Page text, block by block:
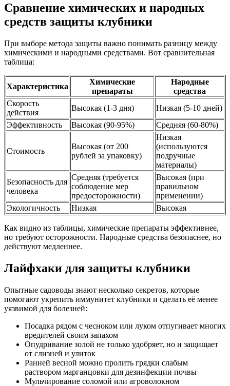
Сравнение химических и народных
средств защиты клубники
При выборе метода защиты важно понимать разницу между
химическими и народными средствами. Вот сравнительная
таблица:
Характеристика
Химические
препараты
Народные
средства
Скорость
действия
Высокая (1-3 дня)
Низкая (5-10 дней)
Эффективность
Высокая (90-95%) Средняя (60-80%)
Стоимость
Высокая (от 200
рублей за упаковку)
Низкая
(используются
подручные
материалы)
Безопасность для
человека
Средняя (требуется
соблюдение мер
предосторожности)
Высокая (при
правильном
применении)
Экологичность
Низкая Высокая
Как видно из таблицы, химические препараты эффективнее,
но требуют осторожности. Народные средства безопаснее, но
действуют медленнее.
Лайфхаки для защиты клубники
Опытные садоводы знают несколько секретов, которые
помогают укрепить иммунитет клубники и сделать её менее
уязвимой для болезней:
Посадка рядом с чесноком или луком отпугивает многих
вредителей своим запахом
Опудривание золой не только удобряет, но и защищает
от слизней и улиток
Ранней весной можно пролить грядки слабым
раствором марганцовки для дезинфекции почвы
Мульчирование соломой или агроволокном